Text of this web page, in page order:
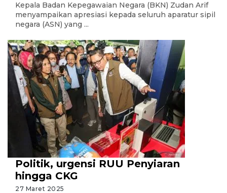
Kepala Badan Kepegawaian Negara (BKN) Zudan Arif
menyampaikan apresiasi kepada seluruh aparatur sipil
negara (ASN) yang ...
Politik, urgensi RUU Penyiaran
hingga CKG
27 Maret 2025